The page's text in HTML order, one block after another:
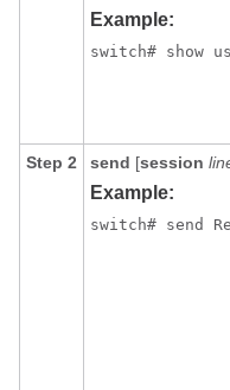
Example:
switch# show
Step 2 send [session
Example:
switch# send